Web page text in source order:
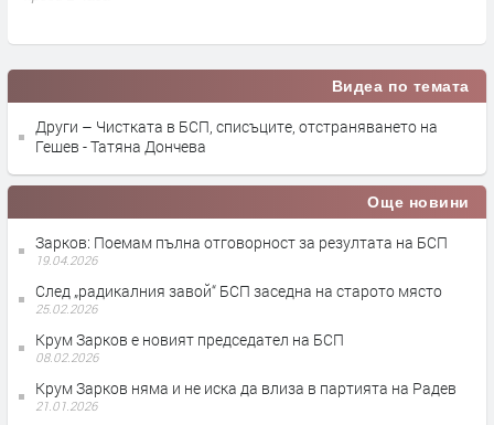
Видеа по темата
Други – Чистката в БСП, списъците, отстраняването на
Гешев - Татяна Дончева
Още новини
Зарков: Поемам пълна отговорност за резултата на БСП
19.04.2026
След „радикалния завой“ БСП заседна на старото място
25.02.2026
Крум Зарков е новият председател на БСП
08.02.2026
Крум Зарков няма и не иска да влиза в партията на Радев
21.01.2026